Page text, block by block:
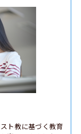
ト教に基づく教育